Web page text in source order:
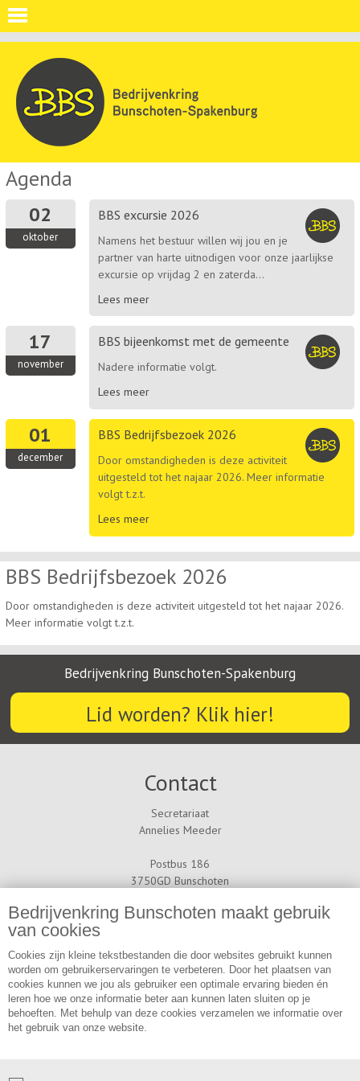
Agenda
BBS excursie 2026
Namens het bestuur willen wij jou en je
partner van harte uitnodigen voor onze jaarlijkse
excursie op vrijdag 2 en zaterda...
Lees meer
02
oktober
BBS bijeenkomst met de gemeente
Nadere informatie volgt.
Lees meer
17
november
BBS Bedrijfsbezoek 2026
Door omstandigheden is deze activiteit
uitgesteld tot het najaar 2026. Meer informatie
volgt t.z.t.
Lees meer
01
december
BBS Bedrijfsbezoek 2026
Door omstandigheden is deze activiteit uitgesteld tot het najaar 2026.
Meer informatie volgt t.z.t.
Bedrijvenkring Bunschoten-Spakenburg
Lid worden? Klik hier!
Contact
Secretariaat
Annelies Meeder
Postbus 186
3750GD Bunschoten
Telelefoon: 06 - 12 27 90 00
Nieuwsbrief
Abonneer u op onze nieuwsbrief en blijf op de hoogte van de
nieuwste ontwikkelingen binnen de bedrijvenkring van Bunschoten-
Bedrijvenkring Bunschoten maakt gebruik
van cookies
Cookies zijn kleine tekstbestanden die door websites gebruikt kunnen
worden om gebruikerservaringen te verbeteren. Door het plaatsen van
cookies kunnen we jou als gebruiker een optimale ervaring bieden én
leren hoe we onze informatie beter aan kunnen laten sluiten op je
behoeften. Met behulp van deze cookies verzamelen we informatie over
het gebruik van onze website.